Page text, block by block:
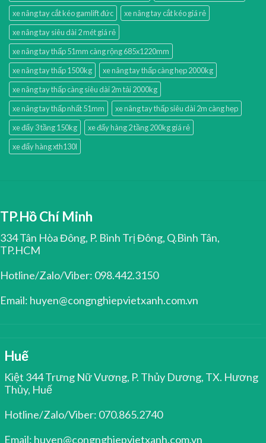
xe nâng tay cắt kéo gamlift đức
xe nâng tay cắt kéo giá rẻ
xe nâng tay siêu dài 2 mét giá rẻ
xe nâng tay thấp 51mm càng rộng 685x1220mm
xe nâng tay thấp 1500kg
xe nâng tay thấp càng hẹp 2000kg
xe nâng tay thấp càng siêu dài 2m tải 2000kg
xe nâng tay thấp nhất 51mm
xe nâng tay thấp siêu dài 2m càng hẹp
xe đẩy 3 tầng 150kg
xe đẩy hàng 2 tầng 200kg giá rẻ
xe đẩy hàng xth130l
TP.Hồ Chí Minh
334 Tân Hòa Đông, P. Bình Trị Đông, Q.Bình Tân,
TP.HCM
Hotline/Zalo/Viber: 098.442.3150
Email: huyen@congnghiepvietxanh.com.vn
Huế
Kiệt 344 Trưng Nữ Vương, P. Thủy Dương, TX. Hương
Thủy, Huế
Hotline/Zalo/Viber: 070.865.2740
Email: huyen@congnghiepvietxanh.com.vn